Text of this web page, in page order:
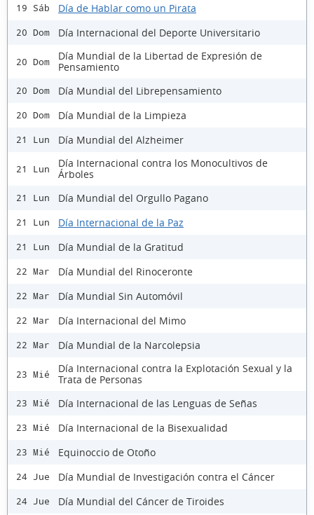
19 Sáb Día de Hablar como un Pirata
20 Dom Día Internacional del Deporte Universitario
20 Dom
Día Mundial de la Libertad de Expresión de
Pensamiento
20 Dom Día Mundial del Librepensamiento
20 Dom Día Mundial de la Limpieza
21 Lun Día Mundial del Alzheimer
21 Lun
Día Internacional contra los Monocultivos de
Árboles
21 Lun Día Mundial del Orgullo Pagano
21 Lun Día Internacional de la Paz
21 Lun Día Mundial de la Gratitud
22 Mar Día Mundial del Rinoceronte
22 Mar Día Mundial Sin Automóvil
22 Mar Día Internacional del Mimo
22 Mar Día Mundial de la Narcolepsia
23 Mié
Día Internacional contra la Explotación Sexual y la
Trata de Personas
23 Mié Día Internacional de las Lenguas de Señas
23 Mié Día Internacional de la Bisexualidad
23 Mié Equinoccio de Otoño
24 Jue Día Mundial de Investigación contra el Cáncer
24 Jue Día Mundial del Cáncer de Tiroides